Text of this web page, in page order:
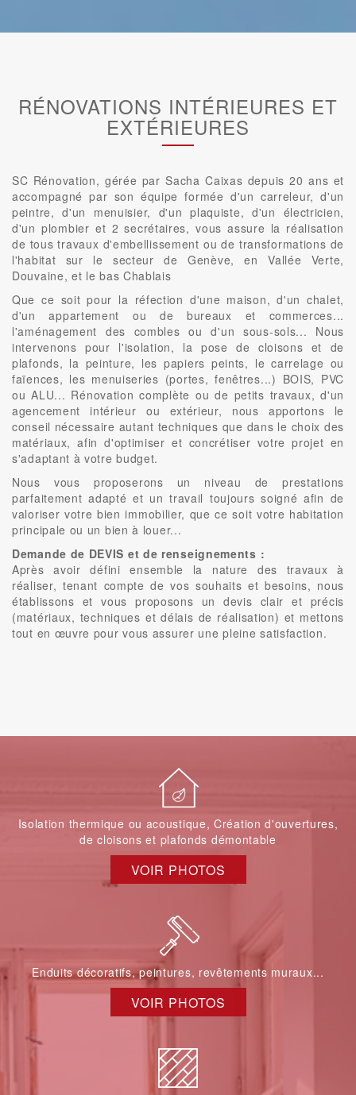
RÉNOVATIONS INTÉRIEURES ET
EXTÉRIEURES
SC Rénovation, gérée par Sacha Caixas depuis 20 ans et
accompagné par son équipe formée d'un carreleur, d'un
peintre, d'un menuisier, d'un plaquiste, d'un électricien,
d'un plombier et 2 secrétaires, vous assure la réalisation
de tous travaux d'embellissement ou de transformations de
l'habitat sur le secteur de Genève, en Vallée Verte,
Douvaine, et le bas Chablais
Que ce soit pour la réfection d'une maison, d'un chalet,
d'un appartement ou de bureaux et commerces...
l'aménagement des combles ou d'un sous-sols... Nous
intervenons pour l'isolation, la pose de cloisons et de
plafonds, la peinture, les papiers peints, le carrelage ou
faïences, les menuiseries (portes, fenêtres...) BOIS, PVC
ou ALU... Rénovation complète ou de petits travaux, d'un
agencement intérieur ou extérieur, nous apportons le
conseil nécessaire autant techniques que dans le choix des
matériaux, afin d'optimiser et concrétiser votre projet en
s'adaptant à votre budget.
Nous vous proposerons un niveau de prestations
parfaitement adapté et un travail toujours soigné afin de
valoriser votre bien immobilier, que ce soit votre habitation
principale ou un bien à louer...
Demande de DEVIS et de renseignements :
Après avoir défini ensemble la nature des travaux à
réaliser, tenant compte de vos souhaits et besoins, nous
établissons et vous proposons un devis clair et précis
(matériaux, techniques et délais de réalisation) et mettons
tout en œuvre pour vous assurer une pleine satisfaction.
Isolation thermique ou acoustique, Création d'ouvertures,
de cloisons et plafonds démontable
VOIR PHOTOS
Enduits décoratifs, peintures, revêtements muraux...
VOIR PHOTOS